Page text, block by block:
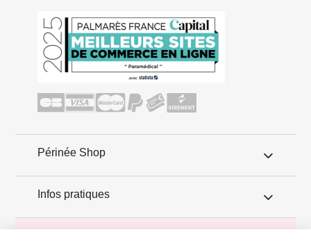
Périnée Shop
Infos pratiques